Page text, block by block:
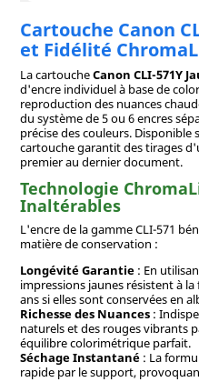
Cartouche Canon
et Fidélité
La cartoucheCanon CLI-571Y
d'encre individuel à base de
reproduction des nuances
du système de 5 ou 6 encres
précise des couleurs. Disponible
cartouche garantit des tirages
premier au dernier document.
Technologie
Inaltérables
L'encre de la gamme CLI-571
matière de conservation :
Longévité Garantie: En
impressions jaunes résistent à
ans si elles sont conservées en
Richesse des Nuances:
naturels et des rouges vibrants
équilibre colorimétrique parfait.
Séchage Instantané: La
rapide par le support,